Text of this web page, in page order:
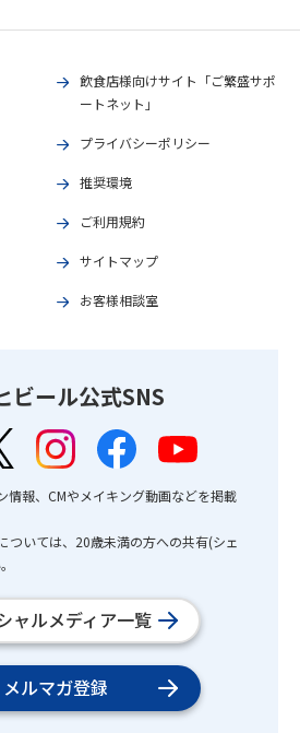
飲食店様向けサイト「ご繁盛サポ
ートネット」
プライバシーポリシー
推奨環境
ご利用規約
サイトマップ
お客様相談室
ビール公式SNS
情報、CMやメイキング動画などを掲載
ついては、20歳未満の方への共有(シェ
ャルメディア一覧
メルマガ登録